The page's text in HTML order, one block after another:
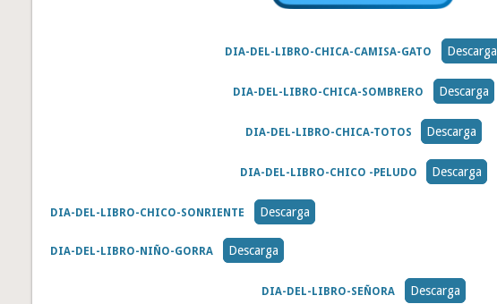
DIA-DEL-LIBRO-CHICA-CAMISA-GATO Descarga
DIA-DEL-LIBRO-CHICA-SOMBRERO Descarga
DIA-DEL-LIBRO-CHICA-TOTOS Descarga
DIA-DEL-LIBRO-CHICO -PELUDO Descarga
DIA-DEL-LIBRO-CHICO-SONRIENTE Descarga
DIA-DEL-LIBRO-NIÑO-GORRA Descarga
DIA-DEL-LIBRO-SEÑORA Descarga